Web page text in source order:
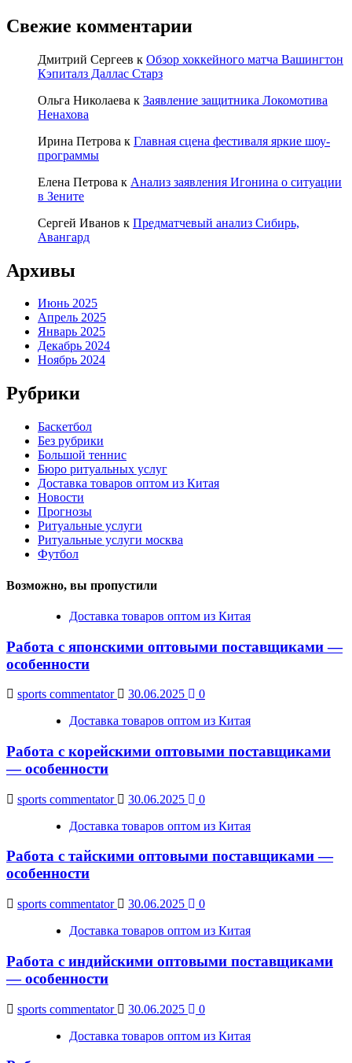
Свежие комментарии
Дмитрий Сергеев к Обзор хоккейного матча Вашингтон
Кэпиталз Даллас Старз
Ольга Николаева к Заявление защитника Локомотива
Ненахова
Ирина Петрова к Главная сцена фестиваля яркие шоу-
программы
Елена Петрова к Анализ заявления Игонина о ситуации
в Зените
Сергей Иванов к Предматчевый анализ Сибирь,
Авангард
Архивы
Июнь 2025
Апрель 2025
Январь 2025
Декабрь 2024
Ноябрь 2024
Рубрики
Баскетбол
Без рубрики
Большой теннис
Бюро ритуальных услуг
Доставка товаров оптом из Китая
Новости
Прогнозы
Ритуальные услуги
Ритуальные услуги москва
Футбол
Возможно, вы пропустили
Доставка товаров оптом из Китая
Работа с японскими оптовыми поставщиками —
особенности
sports commentator 30.06.2025
0
Доставка товаров оптом из Китая
Работа с корейскими оптовыми поставщиками
— особенности
sports commentator 30.06.2025
0
Доставка товаров оптом из Китая
Работа с тайскими оптовыми поставщиками —
особенности
sports commentator 30.06.2025
0
Доставка товаров оптом из Китая
Работа с индийскими оптовыми поставщиками
— особенности
sports commentator 30.06.2025
0
Доставка товаров оптом из Китая